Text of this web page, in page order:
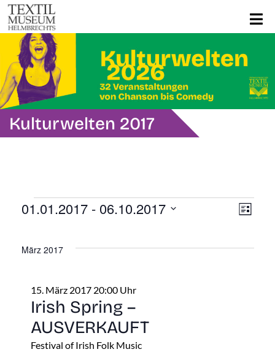
Kulturwelten 2017
Veranstaltungen Liste
01.01.2017 - 06.10.2017
März 2017
15. März 2017 20:00 Uhr
Irish Spring –
AUSVERKAUFT
Festival of Irish Folk Music